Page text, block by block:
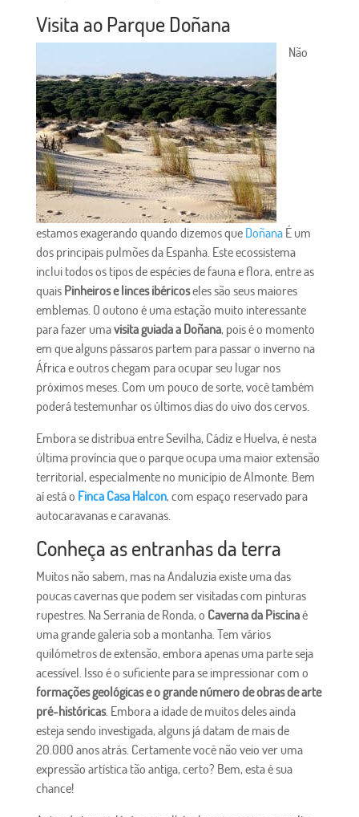
Visita ao Parque Doñana
Não
estamos exagerando quando dizemos que DoñanaÉ um
dos principais pulmões da Espanha. Este ecossistema
inclui todos os tipos de espécies de fauna e flora, entre as
quais Pinheiros e linces ibéricoseles são seus maiores
emblemas. O outono é uma estação muito interessante
para fazer umavisita guiada a Doñana, pois é o momento
em que alguns pássaros partem para passar o inverno na
África e outros chegam para ocupar seu lugar nos
próximos meses. Com um pouco de sorte, você também
poderá testemunhar os últimos dias do uivo dos cervos.
Embora se distribua entre Sevilha, Cádiz e Huelva, é nesta
última província que o parque ocupa uma maior extensão
territorial, especialmente no município de Almonte. Bem
aí está o Finca Casa Halcon, com espaço reservado para
autocaravanas e caravanas.
Conheça as entranhas da terra
Muitos não sabem, mas na Andaluzia existe uma das
poucas cavernas que podem ser visitadas com pinturas
rupestres. Na Serrania de Ronda, o Caverna da Piscinaé
uma grande galeria sob a montanha. Tem vários
quilómetros de extensão, embora apenas uma parte seja
acessível. Isso é o suficiente para se impressionar com o
formações geológicas e o grande número de obras de arte
pré-históricas. Embora a idade de muitos deles ainda
esteja sendo investigada, alguns já datam de mais de
20.000 anos atrás. Certamente você não veio ver uma
expressão artística tão antiga, certo? Bem, esta é sua
chance!